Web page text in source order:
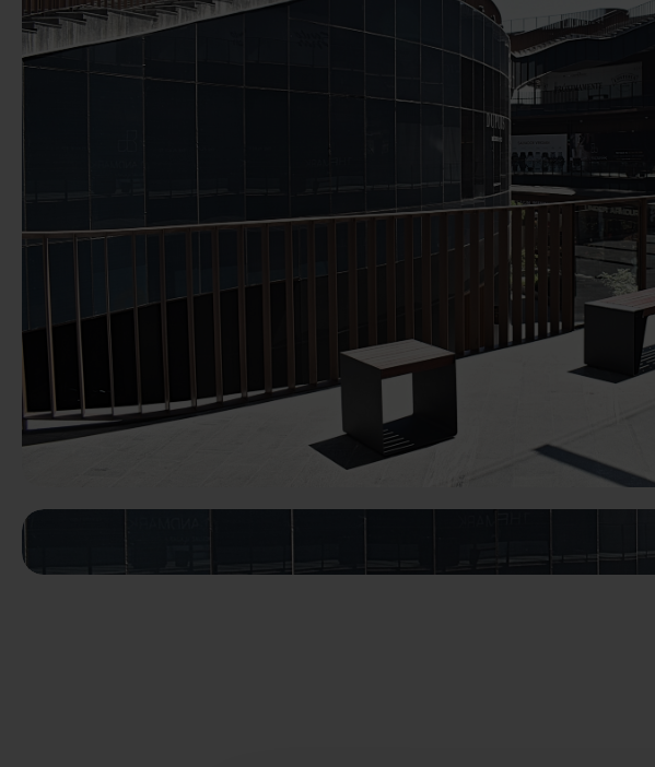
Poprzedni